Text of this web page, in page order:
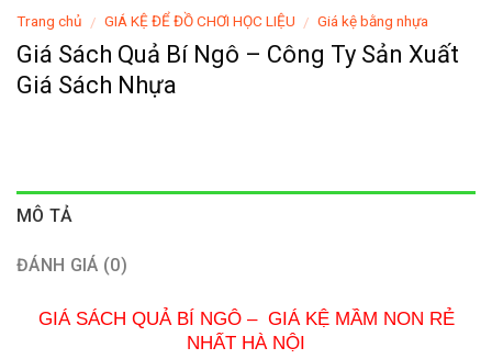
Trang chủ / GIÁ KỆ ĐỂ ĐỒ CHƠI HỌC LIỆU / Giá kệ bằng nhựa
Giá Sách Quả Bí Ngô – Công Ty Sản Xuất
Giá Sách Nhựa
MÔ TẢ
ĐÁNH GIÁ (0)
GIÁ SÁCH QUẢ BÍ NGÔ – GIÁ KỆ MẦM NON RẺ
NHẤT HÀ NỘI